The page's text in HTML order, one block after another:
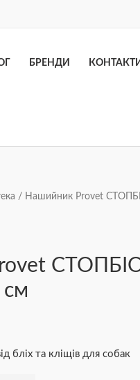
БРЕНДИ КОНТАКТИ
/ Нашийник Provet
см
бліх та кліщів для собак